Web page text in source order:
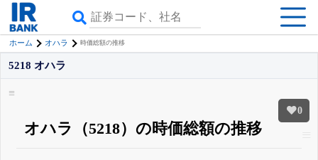
ホーム オハラ 時価総額の推移
0
5218 オハラ
オハラ（5218）の時価総額の推移